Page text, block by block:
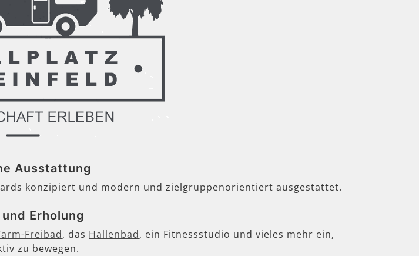
Ausstattung
konzipiert und modern und zielgruppenorientiert ausgestattet.
Erholung
Freibad, das Hallenbad, ein Fitnessstudio und vieles mehr ein,
zu bewegen.